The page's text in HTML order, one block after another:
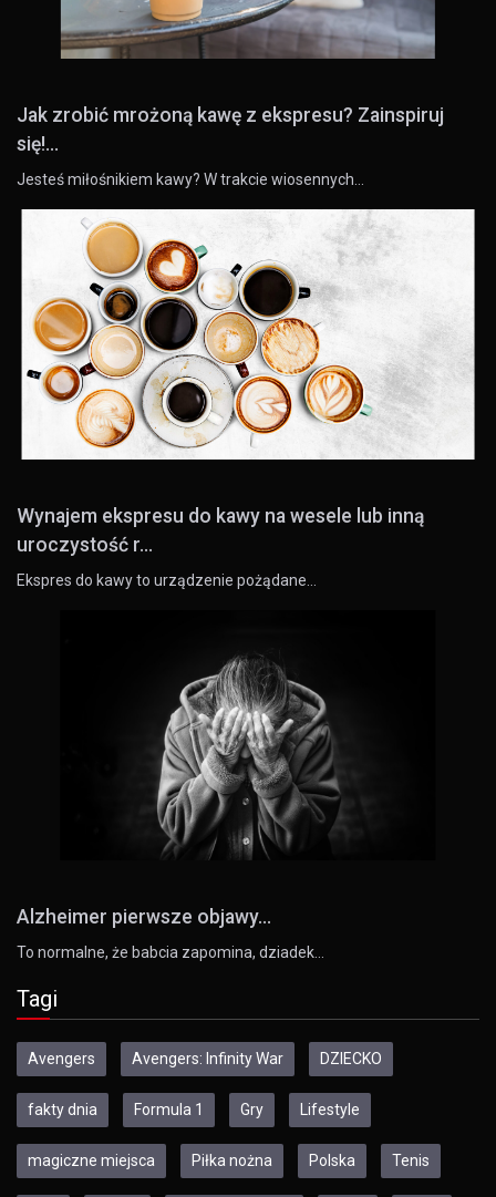
Jak zrobić mrożoną kawę z ekspresu? Zainspiruj
się!...
Jesteś miłośnikiem kawy? W trakcie wiosennych…
Wynajem ekspresu do kawy na wesele lub inną
uroczystość r...
Ekspres do kawy to urządzenie pożądane…
Alzheimer pierwsze objawy...
To normalne, że babcia zapomina, dziadek…
Tagi
Avengers Avengers: Infinity War DZIECKO
fakty dnia Formula 1 Gry Lifestyle
magiczne miejsca Piłka nożna Polska Tenis